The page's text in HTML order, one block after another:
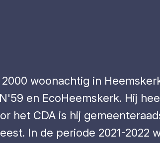
woonachtig in
en EcoHeemskerk. Hij
het CDA is hij
In de periode 2021-2022